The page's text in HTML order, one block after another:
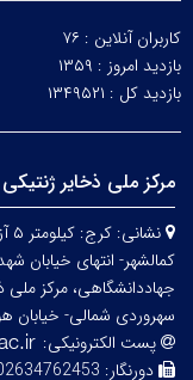
کاربران آنلاین : ۷۶
بازدید امروز : ۱۳۵۹
بازدید کل : ۱۳۴۹۵۲۱
مرکز ملی ذخایر
نشانی:
کمالشهر- انتهای خیابان
جهاددانشگاهی، مرکز ملی
سهروردی شمالی- خیابان
پست الکترونیکی:
دورنگار: 02143855754